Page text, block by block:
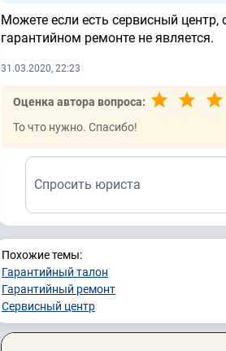
Можете если есть сервисный центр,
гарантийном ремонте не является.
31.03.2020, 22:23
Оценка автора вопроса:
То что нужно. Спасибо!
Спросить юриста
Похожие темы:
Гарантийный талон
Гарантийный ремонт
Сервисный центр